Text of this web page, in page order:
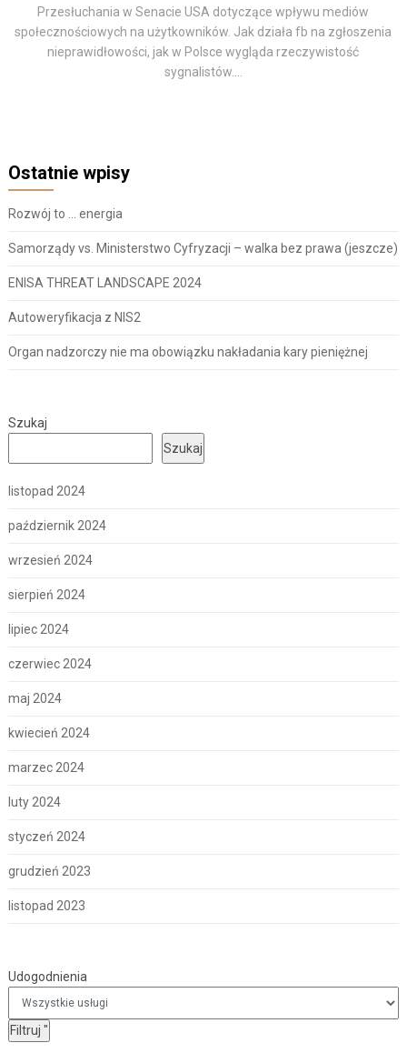
Przesłuchania w Senacie USA dotyczące wpływu mediów
społecznościowych na użytkowników. Jak działa fb na zgłoszenia
nieprawidłowości, jak w Polsce wygląda rzeczywistość
sygnalistów....
Ostatnie wpisy
Rozwój to … energia
Samorządy vs. Ministerstwo Cyfryzacji – walka bez prawa (jeszcze)
ENISA THREAT LANDSCAPE 2024
Autoweryfikacja z NIS2
Organ nadzorczy nie ma obowiązku nakładania kary pieniężnej
Szukaj
Szukaj
listopad 2024
październik 2024
wrzesień 2024
sierpień 2024
lipiec 2024
czerwiec 2024
maj 2024
kwiecień 2024
marzec 2024
luty 2024
styczeń 2024
grudzień 2023
listopad 2023
Udogodnienia
Filtruj Udogodnienia
"